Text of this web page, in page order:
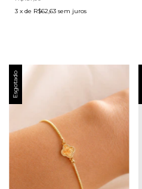
3 x de R$62,63 sem juros
Esgotado